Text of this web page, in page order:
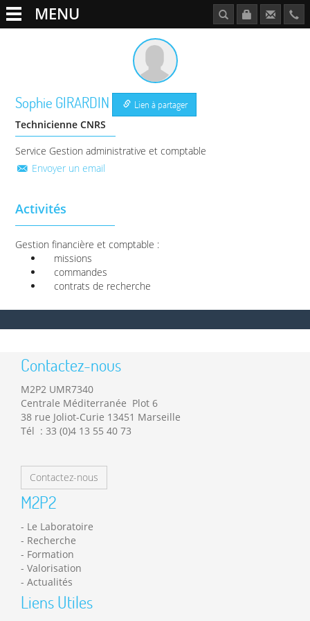
MENU
Sophie GIRARDIN
Lien à partager
Technicienne CNRS
Service Gestion administrative et comptable
Envoyer un email
Activités
Gestion financière et comptable :
missions
commandes
contrats de recherche
Contactez-nous
M2P2 UMR7340
Centrale Méditerranée Plot 6
38 rue Joliot-Curie 13451 Marseille
Tél : 33 (0)4 13 55 40 73
Contactez-nous
M2P2
Le Laboratoire
Recherche
Formation
Valorisation
Actualités
Liens Utiles